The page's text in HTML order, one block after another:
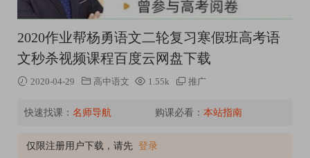
2020作业帮杨勇语文二轮复习寒假班高考语
文秒杀视频课程百度云网盘下载
2020-04-29 高中语文 1.55k 推广
快速找课： 名师导航 购课必看： 本站指南
仅限注册用户下载，请先 登录